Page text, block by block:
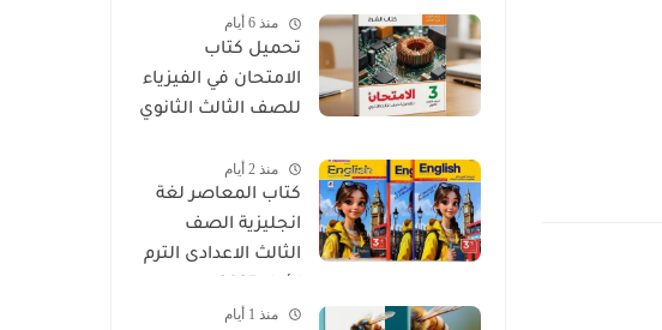
منذ 6 أيام
تحميل كتاب
الامتحان في الفيزياء
للصف الثالث الثانوي
الشرح
منذ 2 أيام
كتاب المعاصر لغة
انجليزية الصف
الثالث الاعدادى الترم
منذ 1 أيام